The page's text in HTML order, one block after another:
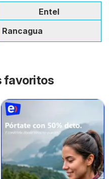
Entel
Rancagua
favoritos